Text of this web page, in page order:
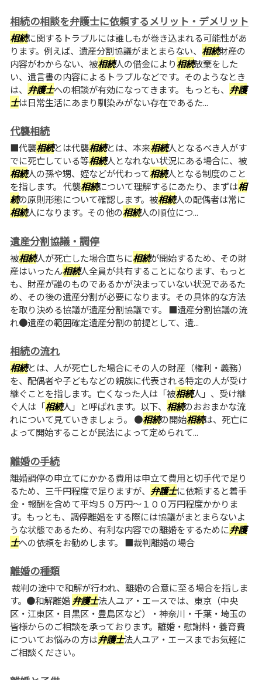
相続の相談を弁護士に依頼するメリット・デメリット
相続に関するトラブルには誰しもが巻き込まれる可能性があ
ります。例えば、遺産分割協議がまとまらない、 相続財産の
内容がわからない、被相続人の借金により相続放棄をした
い、遺言書の内容によるトラブルなどです。そのようなとき
は、 弁護士への相談が有効になってきます。 もっとも、 弁護
士は日常生活にあまり馴染みがない存在であるた...
代襲相続
■代襲相続とは代襲相続とは、本来相続人となるべき人がす
でに死亡している等相続人となれない状況にある場合に、被
相続人の孫や甥、姪などが代わって相続人となる制度のこと
を指します。 代襲相続について理解するにあたり、まずは相
続の原則形態について確認します。被相続人の配偶者は常に
相続人になります。その他の相続人の順位につ...
遺産分割協議・調停
被相続人が死亡した場合直ちに相続が開始するため、その財
産はいったん相続人全員が共有することになります、もっと
も、財産が誰のものであるかが決まっていない状況であるた
め、その後の遺産分割が必要になります。その具体的な方法
を取り決める協議が遺産分割協議です。 ■遺産分割協議の流
れ●遺産の範囲確定遺産分割の前提として、遺...
相続の流れ
相続とは、人が死亡した場合にその人の財産（権利・義務）
を、配偶者や子どもなどの親族に代表される特定の人が受け
継ぐことを指します。亡くなった人は「被相続人」、受け継
ぐ人は「相続人」と呼ばれます。以下、 相続のおおまかな流
れについて見ていきましょう。 ●相続の開始相続は、死亡に
よって開始することが民法によって定められて...
離婚の手続
離婚調停の申立てにかかる費用は申立て費用と切手代で足り
るため、三千円程度で足りますが、 弁護士に依頼すると着手
金・報酬を含めて平均５０万円～１００万円程度かかりま
す。もっとも、調停離婚をする際には協議がまとまらないよ
うな状態であるため、有利な内容での離婚をするために弁護
士への依頼をお勧めします。 ■裁判離婚の場合
離婚の種類
裁判の途中で和解が行われ、離婚の合意に至る場合を指しま
す。●和解離婚 弁護士法人ユア・エースでは、東京（中央
区・江東区・目黒区・豊島区など）・神奈川・千葉・埼玉の
皆様からのご相談を承っております。離婚・慰謝料・養育費
についてお悩みの方は弁護士法人ユア・エースまでお気軽に
ご相談ください。